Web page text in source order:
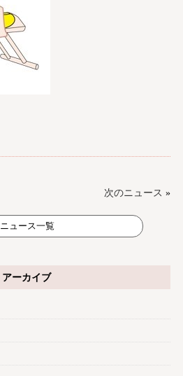
次のニュース »
ニュース一覧
アーカイブ